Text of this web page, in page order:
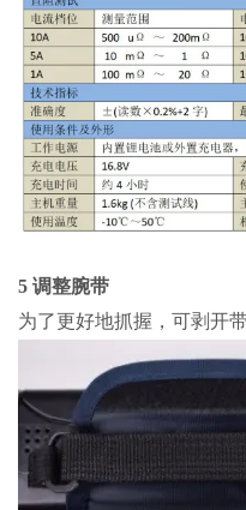
5 调整腕带
为了更好地抓握，可剥开